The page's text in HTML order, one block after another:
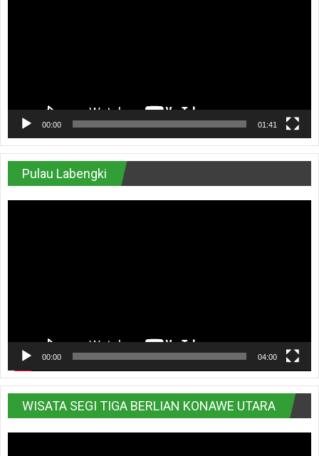
00:00 01:41
Pulau Labengki
00:00 04:00
WISATA SEGI TIGA BERLIAN KONAWE UTARA